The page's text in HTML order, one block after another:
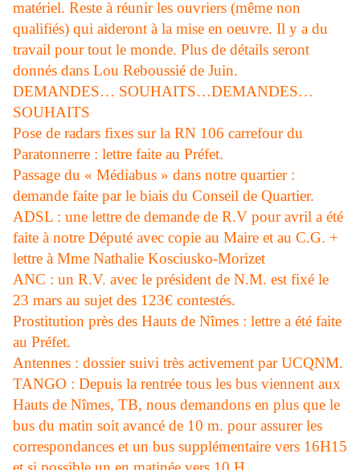
matériel. Reste à réunir les ouvriers (même non
qualifiés) qui aideront à la mise en oeuvre. Il y a du
travail pour tout le monde. Plus de détails seront
donnés dans Lou Reboussié de Juin.
DEMANDES… SOUHAITS…DEMANDES…
SOUHAITS
Pose de radars fixes sur la RN 106 carrefour du
Paratonnerre : lettre faite au Préfet.
Passage du « Médiabus » dans notre quartier :
demande faite par le biais du Conseil de Quartier.
ADSL : une lettre de demande de R.V pour avril a été
faite à notre Député avec copie au Maire et au C.G. +
lettre à Mme Nathalie Kosciusko-Morizet
ANC : un R.V. avec le président de N.M. est fixé le
23 mars au sujet des 123€ contestés.
Prostitution près des Hauts de Nîmes : lettre a été faite
au Préfet.
Antennes : dossier suivi très activement par UCQNM.
TANGO : Depuis la rentrée tous les bus viennent aux
Hauts de Nîmes, TB, nous demandons en plus que le
bus du matin soit avancé de 10 m. pour assurer les
correspondances et un bus supplémentaire vers 16H15